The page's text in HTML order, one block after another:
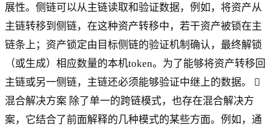
展性。侧链可以从主链读取和验证数据，例如，将资产从
主链转移到侧链，在这种资产转移中，若干资产被锁在主
链条上；资产锁定由目标侧链的验证机制确认，最终解锁
（或生成）相应数量的本机token。为了能够将资产转移回
主链或另一侧链，主链还必须能够验证中继上的数据。 
混合解决方案 除了单一的跨链模式，也存在混合解决方
案，它结合了前面解释的几种模式的某些方面。例如，通